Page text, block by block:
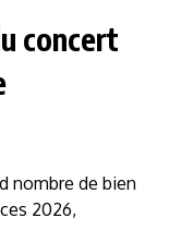
concert
nombre de bien
2026,